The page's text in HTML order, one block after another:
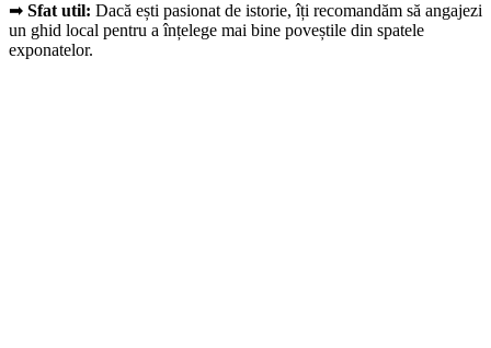
➡ Sfat util: Dacă ești pasionat de istorie, îți recomandăm să angajezi
un ghid local pentru a înțelege mai bine poveștile din spatele
exponatelor.